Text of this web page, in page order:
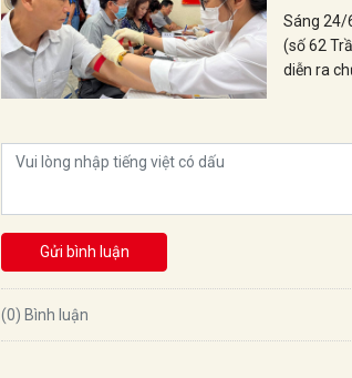
Sáng 24/
(số 62
diễn ra
Gửi bình luận
(0) Bình luận